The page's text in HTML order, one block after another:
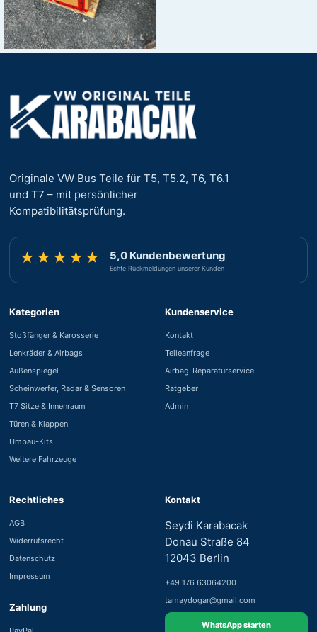
Originale VW Bus Teile für T5, T5.2, T6, T6.1
und T7 – mit persönlicher
Kompatibilitätsprüfung.
★★★★★ 5,0 Kundenbewertung
Echte Rückmeldungen unserer Kunden
Kategorien
Stoßfänger & Karosserie
Lenkräder & Airbags
Außenspiegel
Scheinwerfer, Radar & Sensoren
T7 Sitze & Innenraum
Türen & Klappen
Umbau-Kits
Weitere Fahrzeuge
Kundenservice
Kontakt
Teileanfrage
Airbag-Reparaturservice
Ratgeber
Admin
Rechtliches
AGB
Widerrufsrecht
Datenschutz
Impressum
Zahlung
Kontakt
Seydi Karabacak
Donau Straße 84
12043 Berlin
+49 176 63064200
tamaydogar@gmail.com
WhatsApp starten